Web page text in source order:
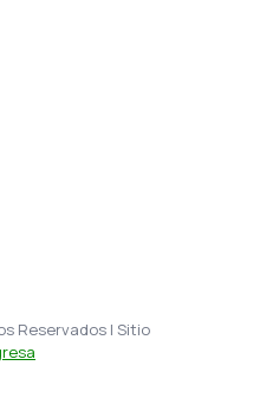
Reservados | Sitio